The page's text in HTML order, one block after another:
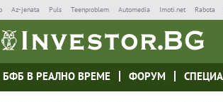
Az-jenata Puls Teenproblem Automedia Imoti.net Rabota
БФБ В РЕАЛНО ВРЕМЕ ФОРУМ